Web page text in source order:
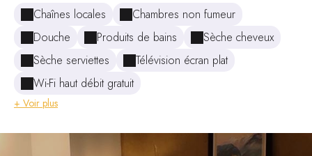
Chaînes locales
Chambres non fumeur
Douche
Produits de bains
Sèche cheveux
Sèche serviettes
Télévision écran plat
Wi-Fi haut débit gratuit
+ Voir plus